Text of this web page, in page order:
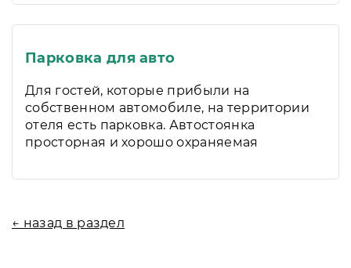
Парковка для авто
Для гостей, которые прибыли на
собственном автомобиле, на территории
отеля есть парковка. Автостоянка
просторная и хорошо охраняемая
← назад в раздел